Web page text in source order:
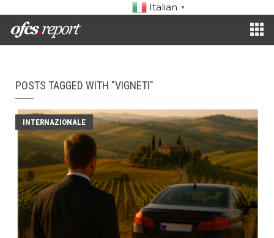
Italian ▼
POSTS TAGGED WITH "VIGNETI"
INTERNAZIONALE